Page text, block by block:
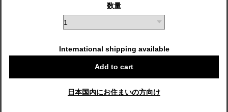
数量
International shipping available
Add to cart
日本国内にお住まいの方向け